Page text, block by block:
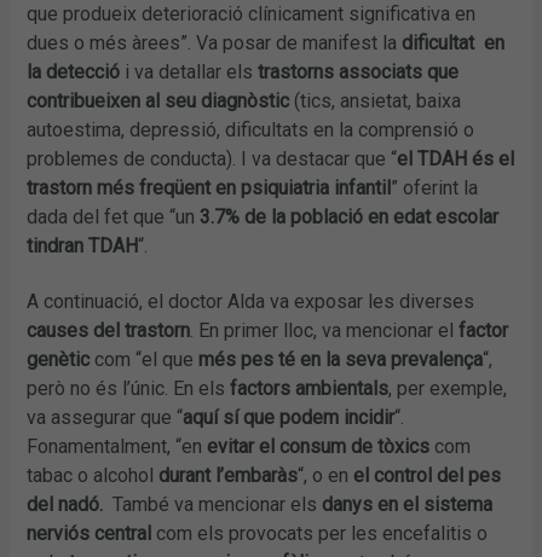
que produeix deterioració clínicament significativa en
dues o més àrees”. Va posar de manifest la dificultat en
la detecció i va detallar elstrastorns associats que
contribueixen al seu diagnòstic (tics, ansietat, baixa
autoestima, depressió, dificultats en la comprensió o
problemes de conducta). I va destacar que “el TDAH és el
trastorn més freqüent en psiquiatria infantil” oferint la
dada del fet que “un 3.7% de la població en edat escolar
tindran TDAH“.
A continuació, el doctor Alda va exposar les diverses
causes del trastorn . En primer lloc, va mencionar elfactor
genètic com “el que més pes té en la seva prevalença“,
però no és l’únic. En elsfactors ambientals, per exemple,
va assegurar que “aquí sí que podem incidir“.
Fonamentalment, “en evitar el consum de tòxics com
tabac o alcohol durant l’embaràs“, o en el control del pes
del nadó. També va mencionar els danys en el sistema
nerviós central com els provocats per les encefalitis o